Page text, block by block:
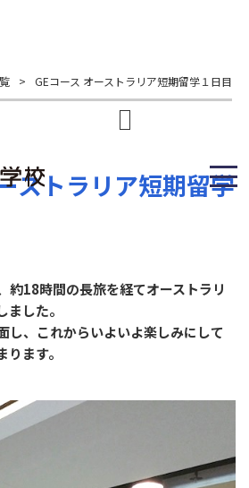
> GEコース オーストラリア短期留学１日目
ストラリア短期留学
約18時間の長旅を経てオーストラリ
した。
し、これからいよいよ楽しみにして
ます。